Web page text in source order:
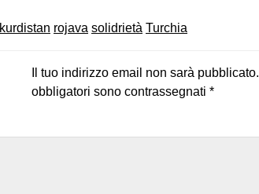
kurdistan rojava solidrietà Turchia
Il tuo indirizzo email non sarà pubblicato.
obbligatori sono contrassegnati *